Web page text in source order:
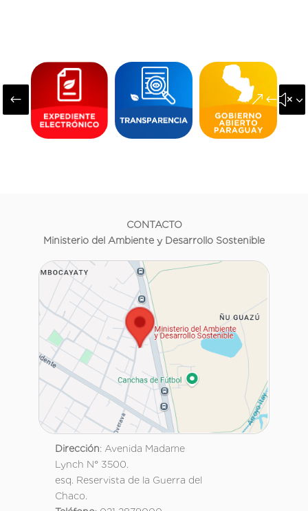
#
CONTACTO
Ministerio del Ambiente y Desarrollo Sostenible
Dirección: Avenida Madame
Lynch N° 3500.
esq. Reservista de la Guerra del
Chaco.